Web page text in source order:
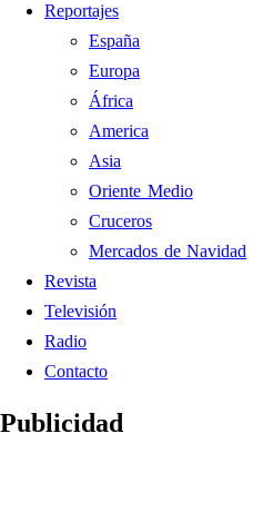
Reportajes
España
Europa
África
America
Asia
Oriente Medio
Cruceros
Mercados de Navidad
Revista
Televisión
Radio
Contacto
Publicidad